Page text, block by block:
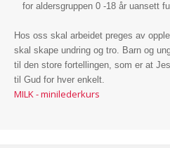
for aldersgruppen 0 -18 år uansett
Hos oss skal arbeidet preges av
skal skape undring og tro. Barn og
til den store fortellingen, som er at
til Gud for hver enkelt.
MILK - minilederkurs